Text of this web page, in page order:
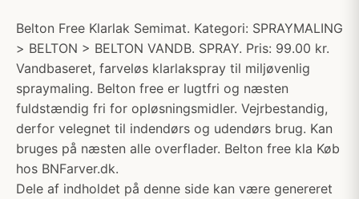
Belton Free Klarlak Semimat. Kategori: SPRAYMALING
> BELTON > BELTON VANDB. SPRAY. Pris: 99.00 kr.
Vandbaseret, farveløs klarlakspray til miljøvenlig
spraymaling. Belton free er lugtfri og næsten
fuldstændig fri for opløsningsmidler. Vejrbestandig,
derfor velegnet til indendørs og udendørs brug. Kan
bruges på næsten alle overflader. Belton free kla Køb
hos BNFarver.dk.
Dele af indholdet på denne side kan være genereret